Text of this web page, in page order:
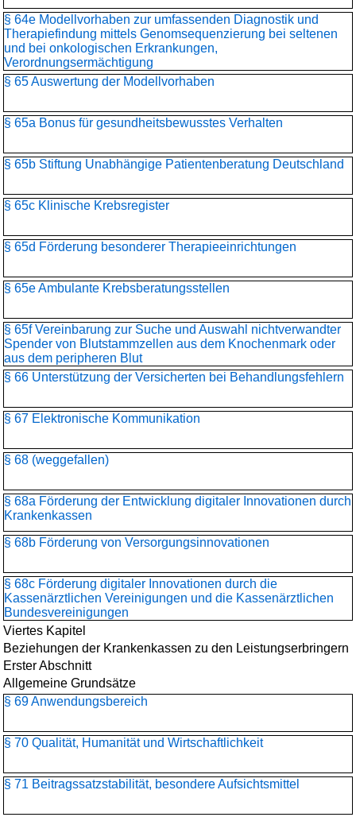
§ 64e Modellvorhaben zur umfassenden Diagnostik und
Therapiefindung mittels Genomsequenzierung bei seltenen
und bei onkologischen Erkrankungen,
Verordnungsermächtigung
§ 65 Auswertung der Modellvorhaben
§ 65a Bonus für gesundheitsbewusstes Verhalten
§ 65b Stiftung Unabhängige Patientenberatung Deutschland
§ 65c Klinische Krebsregister
§ 65d Förderung besonderer Therapieeinrichtungen
§ 65e Ambulante Krebsberatungsstellen
§ 65f Vereinbarung zur Suche und Auswahl nichtverwandter
Spender von Blutstammzellen aus dem Knochenmark oder
aus dem peripheren Blut
§ 66 Unterstützung der Versicherten bei Behandlungsfehlern
§ 67 Elektronische Kommunikation
§ 68 (weggefallen)
§ 68a Förderung der Entwicklung digitaler Innovationen durch
Krankenkassen
§ 68b Förderung von Versorgungsinnovationen
§ 68c Förderung digitaler Innovationen durch die
Kassenärztlichen Vereinigungen und die Kassenärztlichen
Bundesvereinigungen
Viertes Kapitel
Beziehungen der Krankenkassen zu den Leistungserbringern
Erster Abschnitt
Allgemeine Grundsätze
§ 69 Anwendungsbereich
§ 70 Qualität, Humanität und Wirtschaftlichkeit
§ 71 Beitragssatzstabilität, besondere Aufsichtsmittel